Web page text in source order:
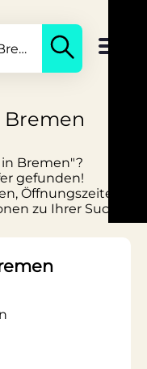
Bremen"?
gefunden!
Öffnungszeiten,
zu Ihrer Suche.